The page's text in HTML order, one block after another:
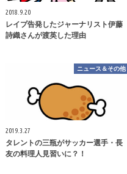
2018.9.20
レイプ告発したジャーナリスト伊藤
詩織さんが渡英した理由
ニュース＆その他
2019.3.27
タレントの三瓶がサッカー選手・長
友の料理人見習いに？！